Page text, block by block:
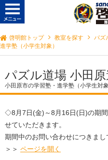
啓明館トップ 教室を探す
パズ
進学塾（小学生対象）
パズル道場 小田
小田原市の学習塾・進学塾（小学生対象
◇8月7日(金)～8月16日(日)の期
せていただきます。
期間中のお問い合わせにつきま
＞＞ ページを開く